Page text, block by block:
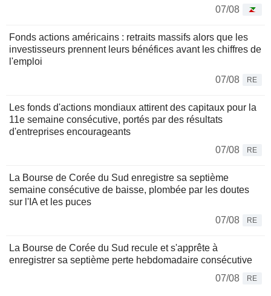
07/08
Fonds actions américains : retraits massifs alors que les
investisseurs prennent leurs bénéfices avant les chiffres de
l'emploi
07/08
RE
Les fonds d'actions mondiaux attirent des capitaux pour la
11e semaine consécutive, portés par des résultats
d'entreprises encourageants
07/08
RE
La Bourse de Corée du Sud enregistre sa septième
semaine consécutive de baisse, plombée par les doutes
sur l'IA et les puces
07/08
RE
La Bourse de Corée du Sud recule et s'apprête à
enregistrer sa septième perte hebdomadaire consécutive
07/08
RE